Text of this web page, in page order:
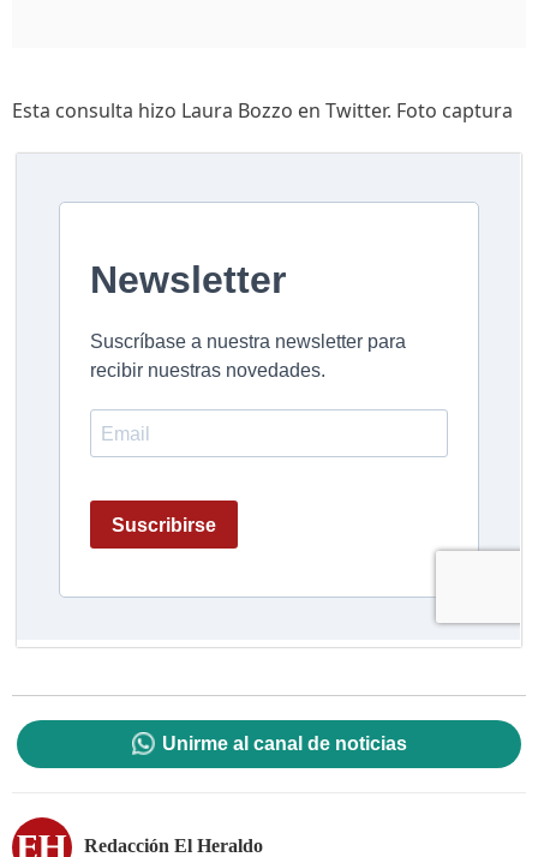
Esta consulta hizo Laura Bozzo en Twitter. Foto captura
Unirme al canal de noticias
Redacción El Heraldo